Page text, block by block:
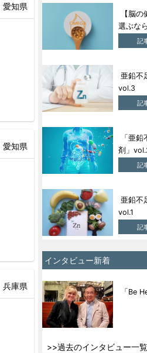
愛知県
愛知県
兵庫県
【脳
選ぶな
記
亜鉛不
vol.3
記
「亜
剤」
記
亜鉛不
vol.1
記
インタビュー新着
「Be
>>過去のインタビュー一